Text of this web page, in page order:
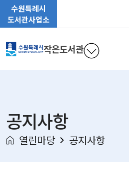
수원특례시
도서관사업소
작은도서관
공지사항
열린마당 공지사항